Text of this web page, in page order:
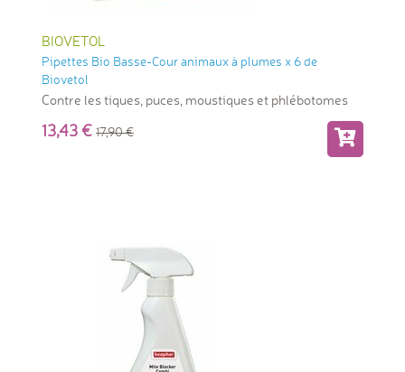
BIOVETOL
Pipettes Bio Basse-Cour animaux à plumes x 6 de
Biovetol
Contre les tiques, puces, moustiques et phlébotomes
13,43 17,90